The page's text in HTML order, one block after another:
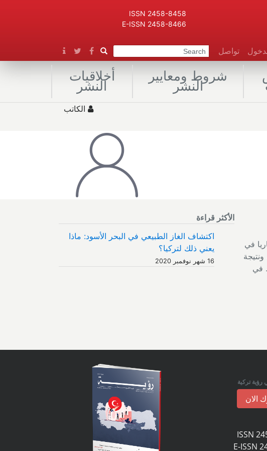
ISSN 2458-8458
E-ISSN 2458-8466
تواصل
شروط ومعايير
النشر
أخلاقيات
النشر
الكاتب
في
في
الأكثر قراءة
اكتشاف الغاز الطبيعي في البحر الأسود: ماذا
يعني ذلك لتركيا؟
16 شهر نوفمبر 2020
تركية
الان
ISSN
E-ISSN